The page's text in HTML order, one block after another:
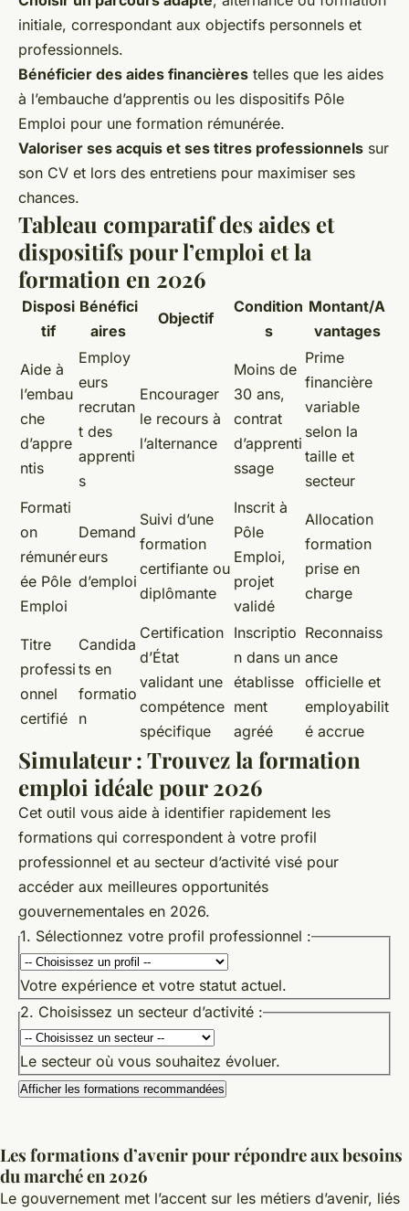
initiale, correspondant aux objectifs personnels et
professionnels.
Bénéficier des aides financières telles que les aides
à l’embauche d’apprentis ou les dispositifs Pôle
Emploi pour une formation rémunérée.
Valoriser ses acquis et ses titres professionnels sur
son CV et lors des entretiens pour maximiser ses
chances.
Tableau comparatif des aides et
dispositifs pour l’emploi et la
formation en 2026
Disposi
tif
Bénéfici
aires
Objectif
Condition
s
Montant/A
vantages
Aide à
l’embau
che
d’appre
ntis
Employ
eurs
recrutan
t des
apprenti
s
Encourager
le recours à
l’alternance
Moins de
30 ans,
contrat
d’apprenti
ssage
Prime
financière
variable
selon la
taille et
secteur
Formati
on
rémunér
ée Pôle
Emploi
Demand
eurs
d’emploi
Suivi d’une
formation
certifiante ou
diplômante
Inscrit à
Pôle
Emploi,
projet
validé
Allocation
formation
prise en
charge
Titre
professi
onnel
certifié
Candida
ts en
formatio
n
Certification
d’État
validant une
compétence
spécifique
Inscriptio
n dans un
établisse
ment
agréé
Reconnaiss
ance
officielle et
employabilit
é accrue
Simulateur : Trouvez la formation
emploi idéale pour 2026
Cet outil vous aide à identifier rapidement les
formations qui correspondent à votre profil
professionnel et au secteur d’activité visé pour
accéder aux meilleures opportunités
gouvernementales en 2026.
1. Sélectionnez votre profil professionnel :
Votre expérience et votre statut actuel.
2. Choisissez un secteur d’activité :
Le secteur où vous souhaitez évoluer.
Afficher les formations recommandées
Les formations d’avenir pour répondre aux besoins
du marché en 2026
Le gouvernement met l’accent sur les métiers d’avenir, liés